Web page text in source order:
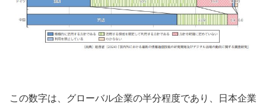
この数字は、グローバル企業の半分程度であり、日本企業